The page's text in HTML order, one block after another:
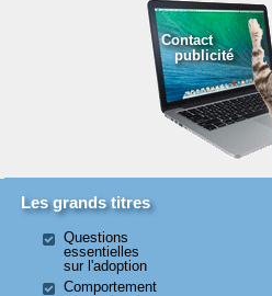
Contact
publicité
Les grands titres
Questions
essentielles
sur l'adoption
Comportement